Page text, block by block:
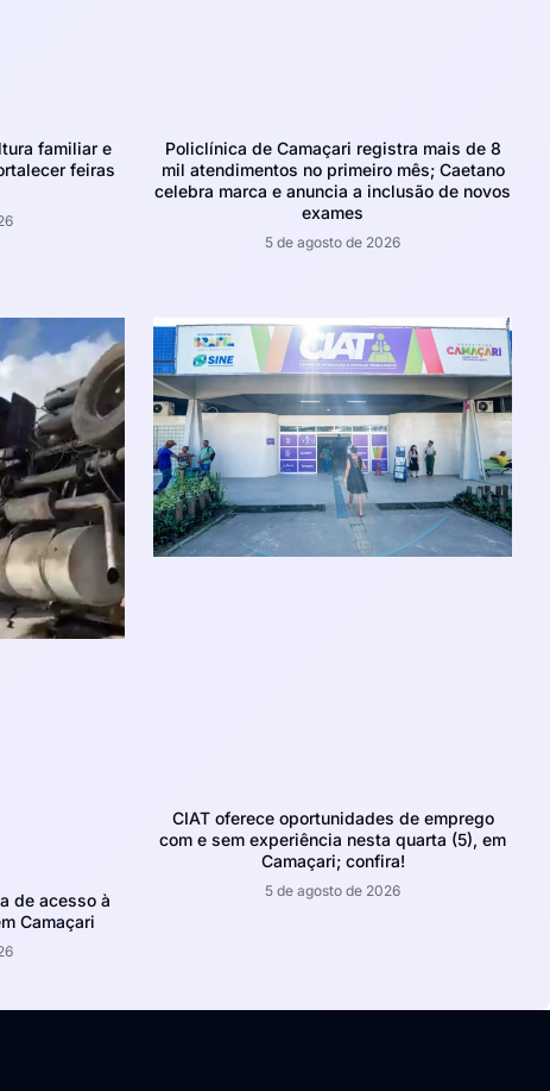
familiar e
feiras
Policlínica de Camaçari registra mais de 8
mil atendimentos no primeiro mês; Caetano
celebra marca e anuncia a inclusão de novos
exames
5 de agosto de 2026
de acesso à
Camaçari
CIAT oferece oportunidades de emprego
com e sem experiência nesta quarta (5), em
Camaçari; confira!
5 de agosto de 2026